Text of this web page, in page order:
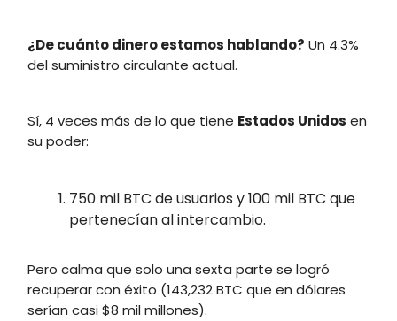
¿De cuánto dinero estamos hablando? Un 4.3%
del suministro circulante actual.
Sí, 4 veces más de lo que tiene Estados Unidos en
su poder:
750 mil BTC de usuarios y 100 mil BTC que
pertenecían al intercambio.
Pero calma que solo una sexta parte se logró
recuperar con éxito (143,232 BTC que en dólares
serían casi $8 mil millones).